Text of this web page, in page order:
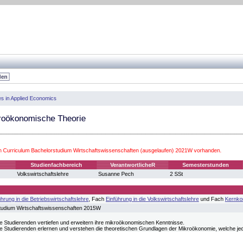
in Applied Economics
Theorie
Curriculum Bachelorstudium Wirtschaftswissenschaften (ausgelaufen) 2021W vorhanden.
Studienfachbereich VerantwortlicheR Semesterstunden
Volkswirtschaftslehre Susanne Pech 2 SSt
in die Betriebswirtschaftslehre , Fach Einführung in die Volkswirtschaftslehre und Fach
Wirtschaftswissenschaften 2015W
Studierenden vertiefen und erweitern ihre mikroökonomischen Kenntnisse.
Studierenden erlernen und verstehen die theoretischen Grundlagen der Mikroökonomie, welche